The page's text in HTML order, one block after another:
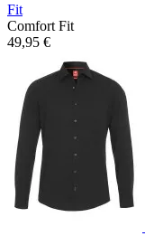
Fit
Comfort Fit
49,95 €